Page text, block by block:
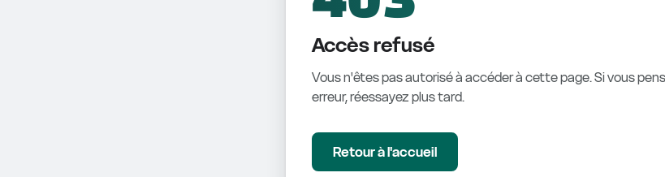
Accès refusé
Vous n'êtes pas autorisé à accéder à cette page. Si vous
erreur, réessayez plus tard.
Retour à l'accueil